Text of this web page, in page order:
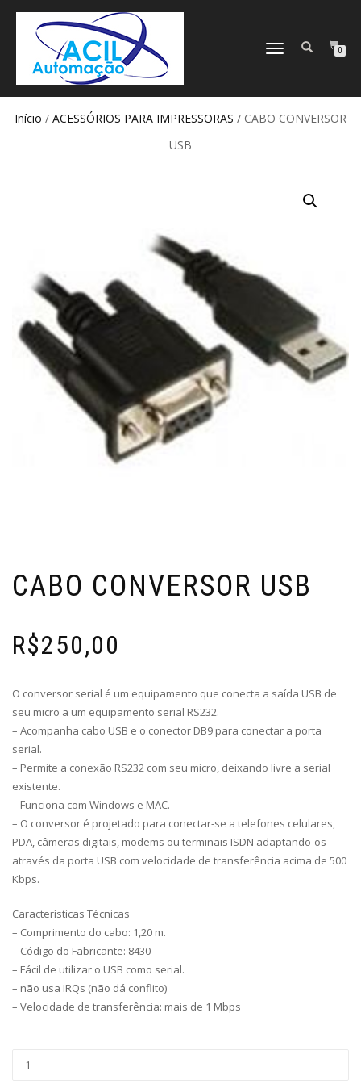
ALTERNAR
0
Início / ACESSÓRIOS PARA IMPRESSORAS / CABO CONVERSOR
USB
CABO CONVERSOR USB
R$250,00
O conversor serial é um equipamento que conecta a saída USB de
seu micro a um equipamento serial RS232.
– Acompanha cabo USB e o conector DB9 para conectar a porta
serial.
– Permite a conexão RS232 com seu micro, deixando livre a serial
existente.
– Funciona com Windows e MAC.
– O conversor é projetado para conectar-se a telefones celulares,
PDA, câmeras digitais, modems ou terminais ISDN adaptando-os
através da porta USB com velocidade de transferência acima de 500
Kbps.
Características Técnicas
– Comprimento do cabo: 1,20 m.
– Código do Fabricante: 8430
– Fácil de utilizar o USB como serial.
– não usa IRQs (não dá conflito)
– Velocidade de transferência: mais de 1 Mbps